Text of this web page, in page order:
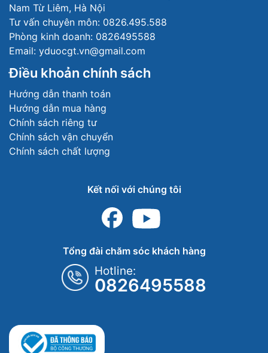
Nam Từ Liêm, Hà Nội
Tư vấn chuyên môn: 0826.495.588
Phòng kinh doanh: 0826495588
Email: yduocgt.vn@gmail.com
Điều khoản chính sách
Hướng dẫn thanh toán
Hướng dẫn mua hàng
Chính sách riêng tư
Chính sách vận chuyển
Chính sách chất lượng
Kết nối với chúng tôi
Tổng đài chăm sóc khách hàng
Hotline:
0826495588